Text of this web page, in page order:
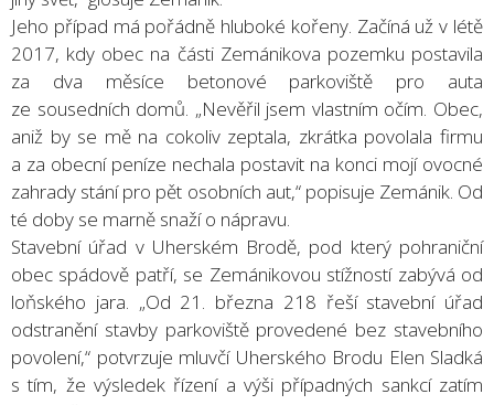
Jeho případ má pořádně hluboké kořeny. Začíná už v létě
2017, kdy obec na části Zemánikova pozemku postavila
za dva měsíce betonové parkoviště pro auta
ze sousedních domů. „Nevěřil jsem vlastním očím. Obec,
aniž by se mě na cokoliv zeptala, zkrátka povolala firmu
a za obecní peníze nechala postavit na konci mojí ovocné
zahrady stání pro pět osobních aut,“ popisuje Zemánik. Od
té doby se marně snaží o nápravu.
Stavební úřad v Uherském Brodě, pod který pohraniční
obec spádově patří, se Zemánikovou stížností zabývá od
loňského jara. „Od 21. března 218 řeší stavební úřad
odstranění stavby parkoviště provedené bez stavebního
povolení,“ potvrzuje mluvčí Uherského Brodu Elen Sladká
s tím, že výsledek řízení a výši případných sankcí zatím